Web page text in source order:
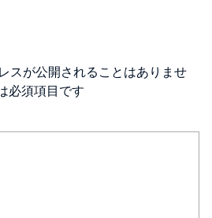
スが公開されることはありませ
必須項目です